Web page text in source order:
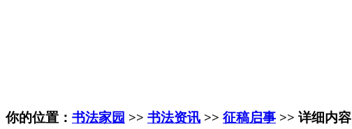
你的位置： 书法家园 >> 书法资讯 >> 征稿启事 >> 详细内容